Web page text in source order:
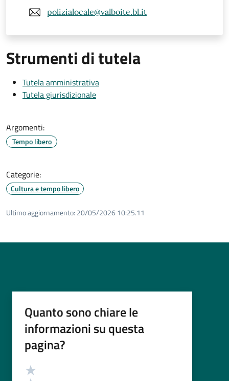
polizialocale@valboite.bl.it
Strumenti di tutela
Tutela amministrativa
Tutela giurisdizionale
Argomenti:
Tempo libero
Categorie:
Cultura e tempo libero
Ultimo aggiornamento: 20/05/2026 10:25.11
Quanto sono chiare le
informazioni su questa
pagina?
Valutazione